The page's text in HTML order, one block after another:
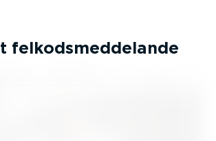
felkods­med­de­lande